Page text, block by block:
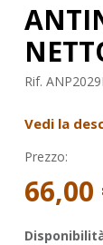
Rif.
Vedi la
Prezzo:
66,00